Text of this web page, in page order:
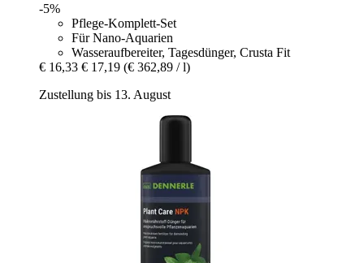
-5%
Pflege-Komplett-Set
Für Nano-Aquarien
Wasseraufbereiter, Tagesdünger, Crusta Fit
€ 16,33 € 17,19 (€ 362,89 / l)
Zustellung bis 13. August